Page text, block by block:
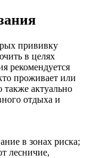
прививку
в целях
рекомендуется
проживает или
актуально
отдыха и
в зонах риска;
лесничие,